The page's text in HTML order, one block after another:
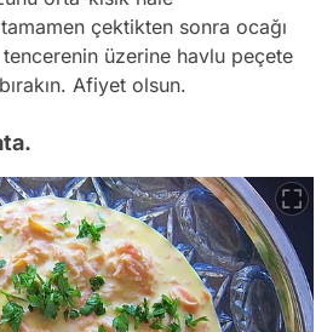
çektikten sonra ocağı
tencerenin üzerine havlu peçete
Afiyet olsun.